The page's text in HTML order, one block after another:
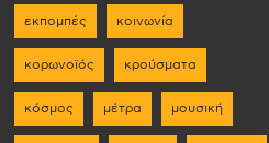
εκπομπές κοινωνία
κορωνοϊός κρούσματα
κόσμος μέτρα μουσική